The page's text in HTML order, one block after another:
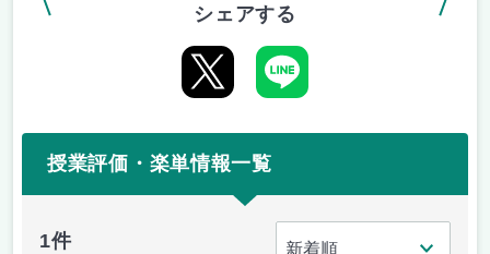
シェアする
授業評価・楽単情報一覧
1件